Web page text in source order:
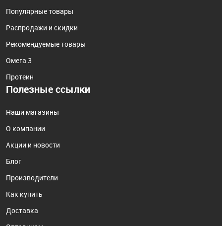
Популярные товары
Распродажи и скидки
Рекомендуемые товары
Омега 3
Протеин
Полезные ссылки
Наши магазины
О компании
Акции и новости
Блог
Производители
Как купить
Доставка